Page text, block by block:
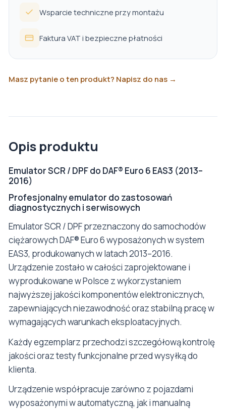
Wsparcie techniczne przy montażu
Faktura VAT i bezpieczne płatności
Masz pytanie o ten produkt? Napisz do nas →
Opis produktu
Emulator SCR / DPF do DAF® Euro 6 EAS3 (2013–
2016)
Profesjonalny emulator do zastosowań
diagnostycznych i serwisowych
Emulator SCR / DPF przeznaczony do samochodów
ciężarowych DAF® Euro 6 wyposażonych w system
EAS3, produkowanych w latach 2013–2016.
Urządzenie zostało w całości zaprojektowane i
wyprodukowane w Polsce z wykorzystaniem
najwyższej jakości komponentów elektronicznych,
zapewniających niezawodność oraz stabilną pracę w
wymagających warunkach eksploatacyjnych.
Każdy egzemplarz przechodzi szczegółową kontrolę
jakości oraz testy funkcjonalne przed wysyłką do
klienta.
Urządzenie współpracuje zarówno z pojazdami
wyposażonymi w automatyczną, jak i manualną